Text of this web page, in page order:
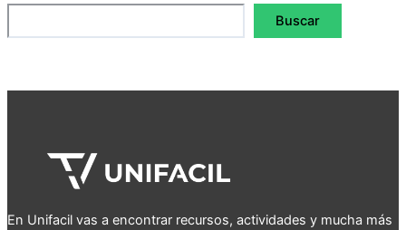
Buscar
En Unifacil vas a encontrar recursos, actividades y mucha más